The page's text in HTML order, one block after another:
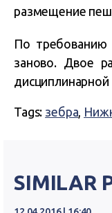
размещение
По требованию
заново. Двое
Tags: зебра
SIMILAR